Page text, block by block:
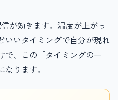
が効きます。温度が上がっ
いいタイミングで自分が現れ
、この「タイミングの一
ります。